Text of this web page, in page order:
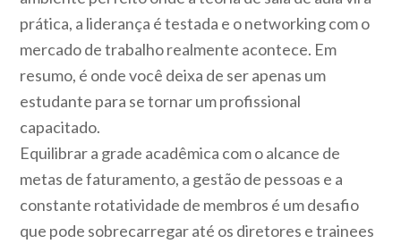
prática, a liderança é testada e o networking com o
mercado de trabalho realmente acontece. Em
resumo, é onde você deixa de ser apenas um
estudante para se tornar um profissional
capacitado.
Equilibrar a grade acadêmica com o alcance de
metas de faturamento, a gestão de pessoas e a
constante rotatividade de membros é um desafio
que pode sobrecarregar até os diretores e trainees